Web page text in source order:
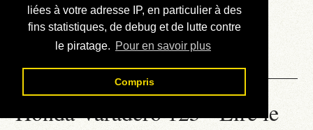
liées à votre adresse IP, en particulier à des
fins statistiques, de debug et de lutte contre
le piratage. Pour en savoir plus
Compris
Liens externes
Téléchargement
Contact
Honda Varadero 125 - Lire le